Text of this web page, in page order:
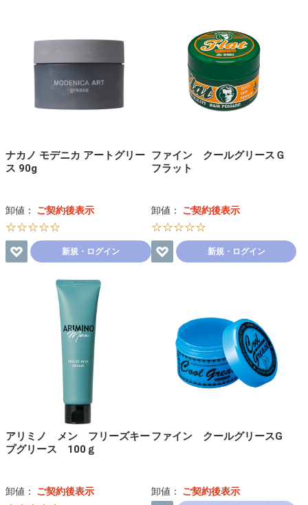
ナカノ モデニカ アートグリー
ス 90g
卸値： ご契約後表示
☆☆☆☆☆
新規・ログイン
ファイン クールグリースＧ
フラット
卸値： ご契約後表示
☆☆☆☆☆
新規・ログイン
アリミノ メン フリーズキー
プグリース 100ｇ
卸値： ご契約後表示
ファイン クールグリースG
卸値： ご契約後表示